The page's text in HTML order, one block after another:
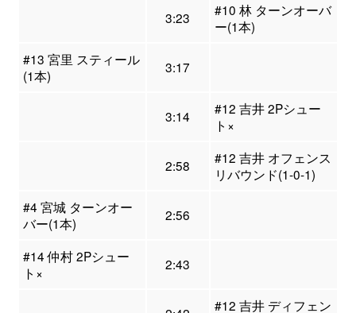
3:23
#10 林 ターンオーバ
ー(1本)
#13 宮里 スティール
(1本)
3:17
3:14
#12 吉井 2Pシュー
ト×
2:58
#12 吉井 オフェンス
リバウンド(1-0-1)
#4 宮城 ターンオー
バー(1本)
2:56
#14 仲村 2Pシュー
ト×
2:43
#12 吉井 ディフェン